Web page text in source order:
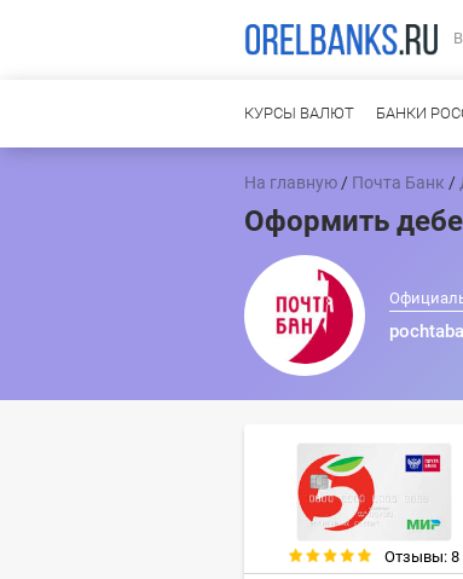
КУРСЫ ВАЛЮТ БАНКИ
На главную / Почта Банк /
Оформить
Отзывы: 8